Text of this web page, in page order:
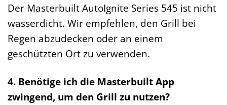
Der Masterbuilt AutoIgnite Series 545 ist nicht
wasserdicht. Wir empfehlen, den Grill bei
Regen abzudecken oder an einem
geschützten Ort zu verwenden.
4. Benötige ich die Masterbuilt App
zwingend, um den Grill zu nutzen?